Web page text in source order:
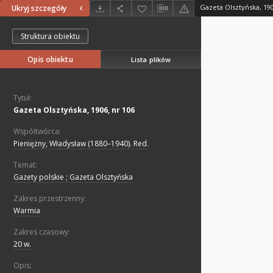
Ukryj szczegóły Gazeta Olsztyńska,
Struktura obiektu
Opis obiektu Lista plików
Tytuł:
Gazeta Olsztyńska, 1906, nr 106
Współtwórca:
Pieniężny, Władysław (1880–1940). Red.
Temat:
Gazety polskie ; Gazeta Olsztyńska
Zakres przestrzenny:
Warmia
Zakres czasowy:
20 w.
Opis: